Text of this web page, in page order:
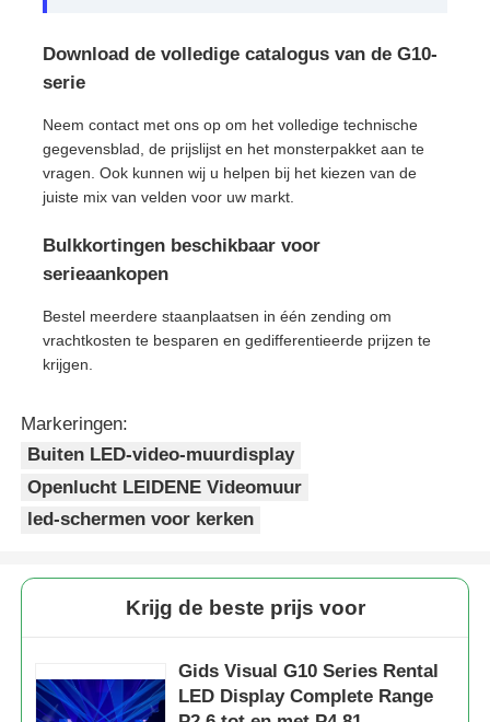
Download de volledige catalogus van de G10-
serie
Neem contact met ons op om het volledige technische
gegevensblad, de prijslijst en het monsterpakket aan te
vragen. Ook kunnen wij u helpen bij het kiezen van de
juiste mix van velden voor uw markt.
Bulkkortingen beschikbaar voor
serieaankopen
Bestel meerdere staanplaatsen in één zending om
vrachtkosten te besparen en gedifferentieerde prijzen te
krijgen.
Markeringen:
Buiten LED-video-muurdisplay
Openlucht LEIDENE Videomuur
led-schermen voor kerken
Krijg de beste prijs voor
Gids Visual G10 Series Rental
LED Display Complete Range